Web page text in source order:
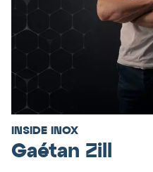
INSIDE INOX
Gaétan Zill